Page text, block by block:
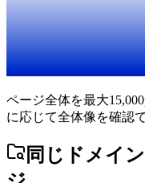
ページ全体を最大
に応じて全体像を確認
同じドメイ